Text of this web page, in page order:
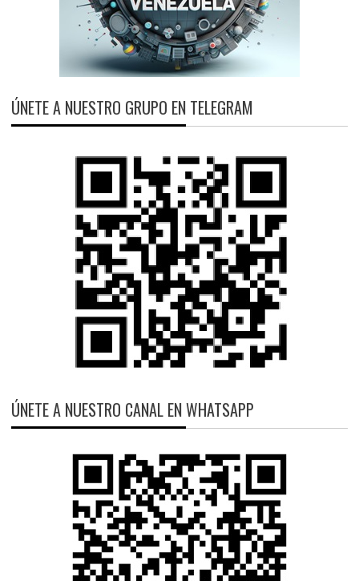
ÚNETE A NUESTRO GRUPO EN TELEGRAM
ÚNETE A NUESTRO CANAL EN WHATSAPP